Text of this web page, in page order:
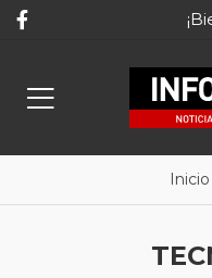
Inicio